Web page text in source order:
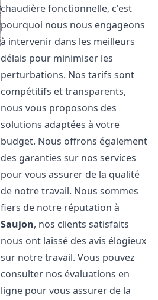
chaudière fonctionnelle, c'est
pourquoi nous nous engageons
à intervenir dans les meilleurs
délais pour minimiser les
perturbations. Nos tarifs sont
compétitifs et transparents,
nous vous proposons des
solutions adaptées à votre
budget. Nous offrons également
des garanties sur nos services
pour vous assurer de la qualité
de notre travail. Nous sommes
fiers de notre réputation à
Saujon, nos clients satisfaits
nous ont laissé des avis élogieux
sur notre travail. Vous pouvez
consulter nos évaluations en
ligne pour vous assurer de la